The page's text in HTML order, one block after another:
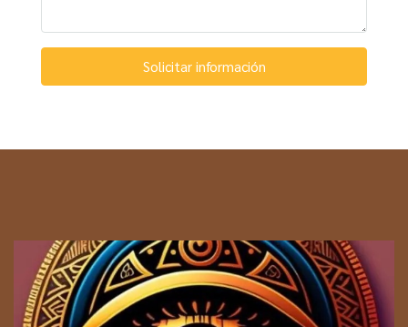
Solicitar información